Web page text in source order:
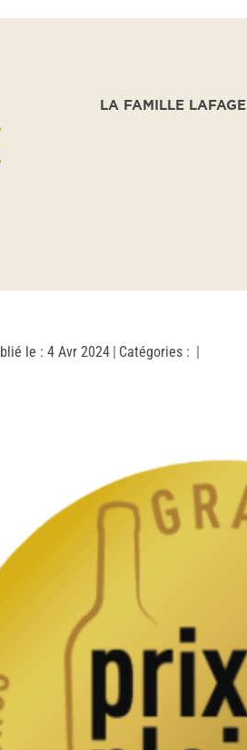
LA FAMILLE LAFAGE
le : 4 Avr 2024 | Catégories : |